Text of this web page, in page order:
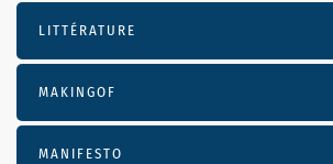
LITTÉRATURE
MAKINGOF
MANIFESTO